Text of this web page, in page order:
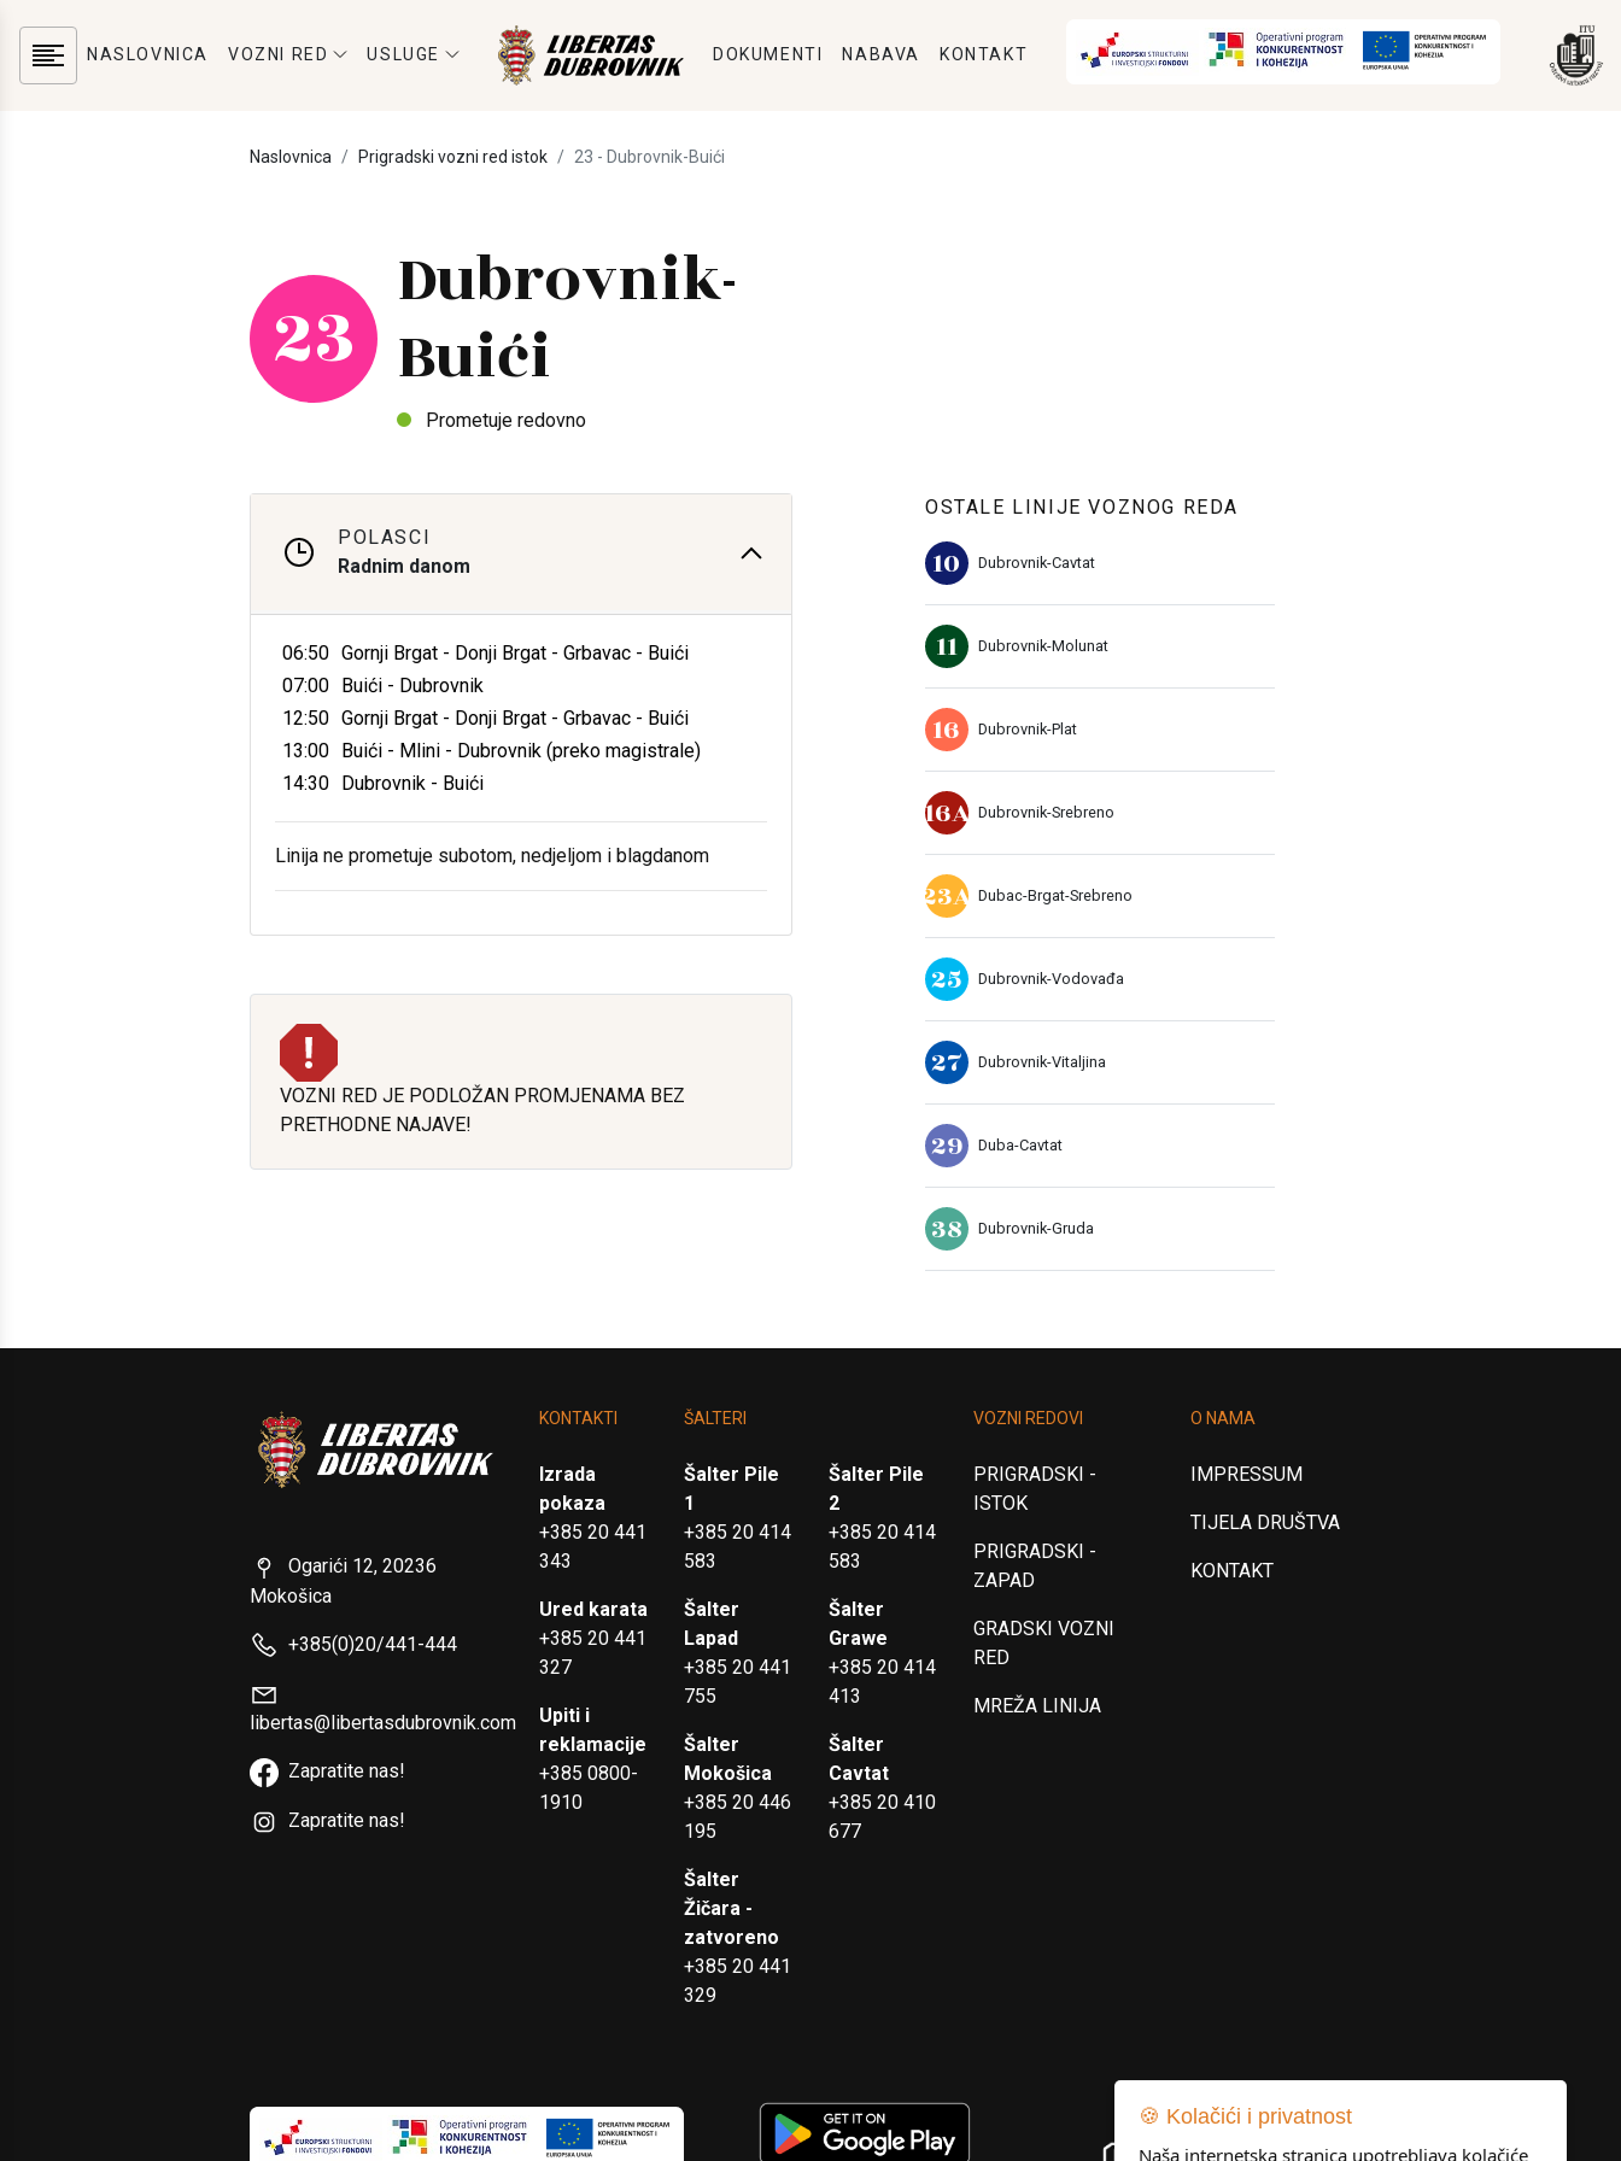
NASLOVNICA VOZNI RED USLUGE DOKUMENTI NABAVA KONTAKT
Naslovnica Prigradski vozni red istok 23 - Dubrovnik-Buići
23
Dubrovnik-
Buići
Prometuje redovno
POLASCI
Radnim danom
06:50 Gornji Brgat - Donji Brgat - Grbavac - Buići
07:00 Buići - Dubrovnik
12:50 Gornji Brgat - Donji Brgat - Grbavac - Buići
13:00 Buići - Mlini - Dubrovnik (preko magistrale)
14:30 Dubrovnik - Buići
Linija ne prometuje subotom, nedjeljom i blagdanom
VOZNI RED JE PODLOŽAN PROMJENAMA BEZ
PRETHODNE NAJAVE!
OSTALE LINIJE VOZNOG REDA
10 Dubrovnik-Cavtat
11 Dubrovnik-Molunat
16 Dubrovnik-Plat
16A Dubrovnik-Srebreno
23A Dubac-Brgat-Srebreno
25 Dubrovnik-Vodovađa
27 Dubrovnik-Vitaljina
29 Duba-Cavtat
38 Dubrovnik-Gruda
Ogarići 12, 20236
Mokošica
+385(0)20/441-444
libertas@libertasdubrovnik.com
Zapratite nas!
Zapratite nas!
KONTAKTI
Izrada
pokaza
+385 20 441
343
Ured karata
+385 20 441
327
Upiti i
reklamacije
+385 0800-
1910
ŠALTERI
Šalter Pile
1
+385 20 414
583
Šalter Pile
2
+385 20 414
583
Šalter
Lapad
+385 20 441
755
Šalter
Grawe
+385 20 414
413
Šalter
Mokošica
+385 20 446
195
Šalter
Cavtat
+385 20 410
677
Šalter
Žičara -
zatvoreno
+385 20 441
329
VOZNI REDOVI
PRIGRADSKI -
ISTOK
PRIGRADSKI -
ZAPAD
GRADSKI VOZNI
RED
MREŽA LINIJA
O NAMA
IMPRESSUM
TIJELA DRUŠTVA
KONTAKT
🍪 Kolačići i privatnost
Naša internetska stranica upotrebljava kolačiće